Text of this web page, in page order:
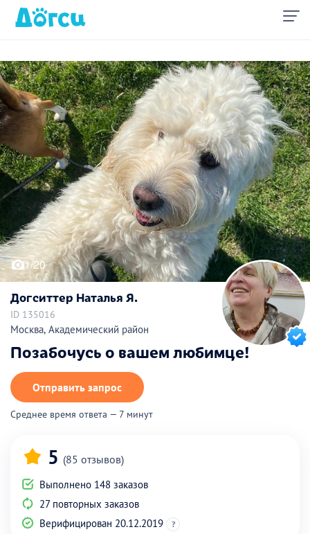
1/20
Догситтер Наталья Я.
ID 135016
Москва, Академический район
Позабочусь о вашем любимце!
Отправить запрос
Среднее время ответа — 7 минут
5 (85 отзывов)
Выполнено 148 заказов
27 повторных заказов
Верифицирован 20.12.2019
?